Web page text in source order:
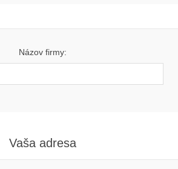
Názov firmy:
Vaša adresa